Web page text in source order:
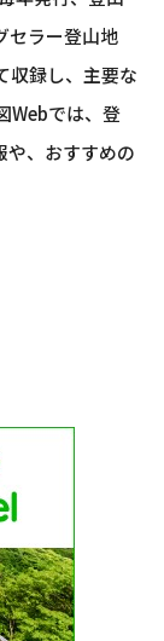
セラー登山地
収録し、主要な
Webでは、登
や、おすすめの